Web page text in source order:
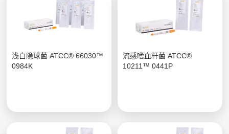
浅白隐球菌 ATCC® 66030™
0984K
流感嗜血杆菌 ATCC®
10211™ 0441P